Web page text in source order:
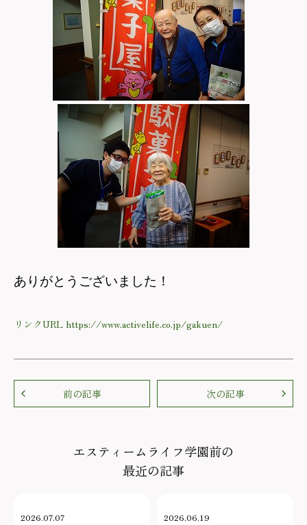
ありがとうございました！
リンクURL https://www.activelife.co.jp/gakuen/
前の記事 次の記事
エスティームライフ学園前の
最近の記事
2026.07.07 2026.06.19